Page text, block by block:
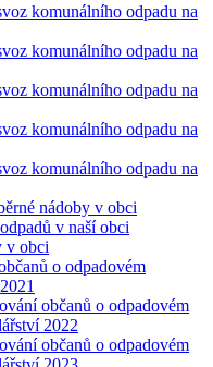
komunálního odpadu na
komunálního odpadu na
komunálního odpadu na
komunálního odpadu na
komunálního odpadu na
nádoby v obci
v naší obci
v obci
o odpadovém
občanů o odpadovém
2022
občanů o odpadovém